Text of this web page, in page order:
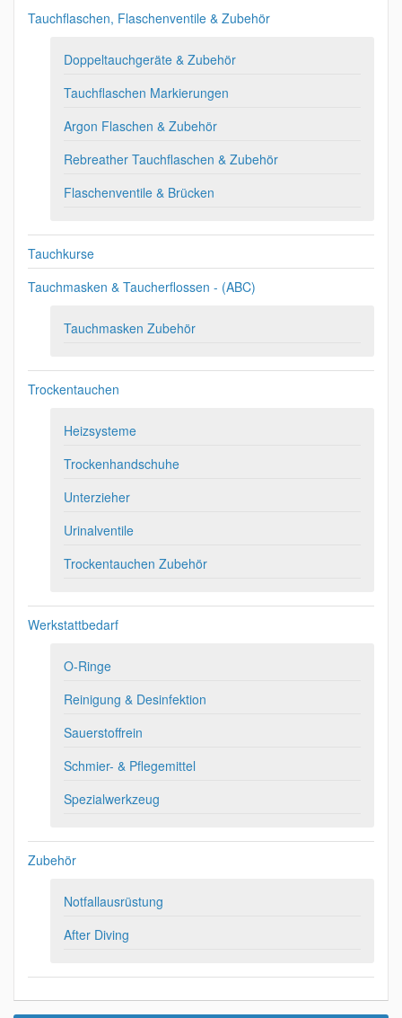
Tauchflaschen, Flaschenventile & Zubehör
Doppeltauchgeräte & Zubehör
Tauchflaschen Markierungen
Argon Flaschen & Zubehör
Rebreather Tauchflaschen & Zubehör
Flaschenventile & Brücken
Tauchkurse
Tauchmasken & Taucherflossen - (ABC)
Tauchmasken Zubehör
Trockentauchen
Heizsysteme
Trockenhandschuhe
Unterzieher
Urinalventile
Trockentauchen Zubehör
Werkstattbedarf
O-Ringe
Reinigung & Desinfektion
Sauerstoffrein
Schmier- & Pflegemittel
Spezialwerkzeug
Zubehör
Notfallausrüstung
After Diving